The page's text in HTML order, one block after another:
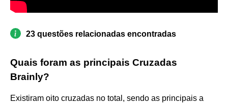
23 questões relacionadas encontradas
Quais foram as principais Cruzadas
Brainly?
Existiram oito cruzadas no total, sendo as principais a